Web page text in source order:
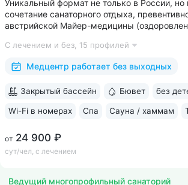
Уникальный формат не только в России, но
сочетание санаторного отдыха,
австрийской Майер-медицины
Победитель международной премии The
Премия «Вояж» за лучший велнес-проект...
С лечением и без, 15 профилей
Медцентр работает без выходных
от 24 900 ₽
сут/чел, с лечением
Закрытый бассейн Бювет без
Wi-Fi в номерах Спа Сауна / хаммам
Ведущий многопрофильный санаторий